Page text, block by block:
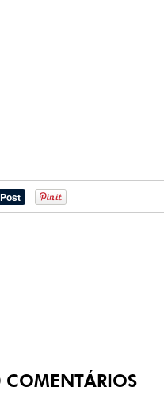
COMENTÁRIOS